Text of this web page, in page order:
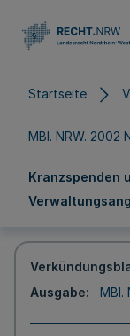
Startseite
MBl. NRW. 2002
Kranzspenden
Ausgabe
MBl.